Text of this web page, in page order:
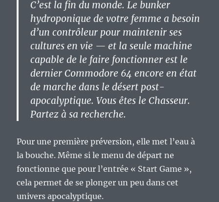
C’est la fin du monde. Le bunker
hydroponique de votre femme a besoin
d’un contrôleur pour maintenir ses
cultures en vie — et la seule machine
capable de le faire fonctionner est le
dernier Commodore 64 encore en état
de marche dans le désert post-
apocalyptique. Vous êtes le Chasseur.
Partez à sa recherche.
Pour une première préversion, elle met l’eau à
la bouche. Même si le menu de départ ne
fonctionne que pour l’entrée « Start Game »,
cela permet de se plonger un peu dans cet
univers apocalyptique.